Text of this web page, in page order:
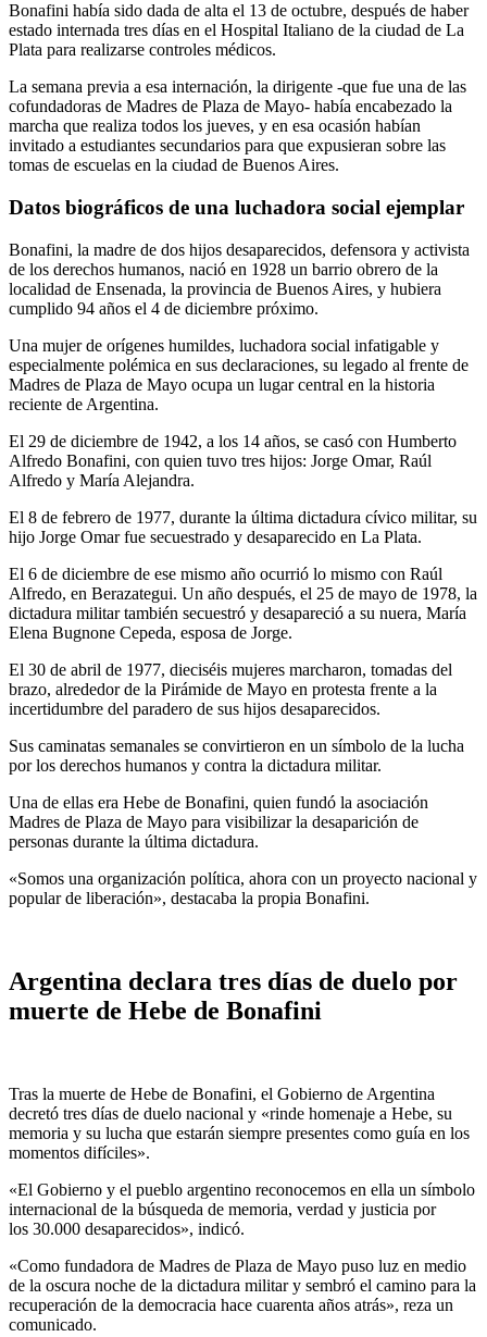
Bonafini había sido dada de alta el 13 de octubre, después de haber
estado internada tres días en el Hospital Italiano de la ciudad de La
Plata para realizarse controles médicos.
La semana previa a esa internación, la dirigente -que fue una de las
cofundadoras de Madres de Plaza de Mayo- había encabezado la
marcha que realiza todos los jueves, y en esa ocasión habían
invitado a estudiantes secundarios para que expusieran sobre las
tomas de escuelas en la ciudad de Buenos Aires.
Datos biográficos de una luchadora social ejemplar
Bonafini, la madre de dos hijos desaparecidos, defensora y activista
de los derechos humanos, nació en 1928 un barrio obrero de la
localidad de Ensenada, la provincia de Buenos Aires, y hubiera
cumplido 94 años el 4 de diciembre próximo.
Una mujer de orígenes humildes, luchadora social infatigable y
especialmente polémica en sus declaraciones, su legado al frente de
Madres de Plaza de Mayo ocupa un lugar central en la historia
reciente de Argentina.
El 29 de diciembre de 1942, a los 14 años, se casó con Humberto
Alfredo Bonafini, con quien tuvo tres hijos: Jorge Omar, Raúl
Alfredo y María Alejandra.
El 8 de febrero de 1977, durante la última dictadura cívico militar, su
hijo Jorge Omar fue secuestrado y desaparecido en La Plata.
El 6 de diciembre de ese mismo año ocurrió lo mismo con Raúl
Alfredo, en Berazategui. Un año después, el 25 de mayo de 1978, la
dictadura militar también secuestró y desapareció a su nuera, María
Elena Bugnone Cepeda, esposa de Jorge.
El 30 de abril de 1977, dieciséis mujeres marcharon, tomadas del
brazo, alrededor de la Pirámide de Mayo en protesta frente a la
incertidumbre del paradero de sus hijos desaparecidos.
Sus caminatas semanales se convirtieron en un símbolo de la lucha
por los derechos humanos y contra la dictadura militar.
Una de ellas era Hebe de Bonafini, quien fundó la asociación
Madres de Plaza de Mayo para visibilizar la desaparición de
personas durante la última dictadura.
«Somos una organización política, ahora con un proyecto nacional y
popular de liberación», destacaba la propia Bonafini.
Argentina declara tres días de duelo por
muerte de Hebe de Bonafini
Tras la muerte de Hebe de Bonafini, el Gobierno de Argentina
decretó tres días de duelo nacional y «rinde homenaje a Hebe, su
memoria y su lucha que estarán siempre presentes como guía en los
momentos difíciles».
«El Gobierno y el pueblo argentino reconocemos en ella un símbolo
internacional de la búsqueda de memoria, verdad y justicia por
los 30.000 desaparecidos», indicó.
«Como fundadora de Madres de Plaza de Mayo puso luz en medio
de la oscura noche de la dictadura militar y sembró el camino para la
recuperación de la democracia hace cuarenta años atrás», reza un
comunicado.